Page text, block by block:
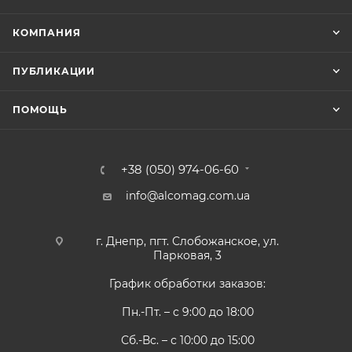
КОМПАНИЯ
ПУБЛИКАЦИИ
ПОМОЩЬ
+38 (050) 974-06-60
info@alcomag.com.ua
г. Днепр, пгт. Слобожанское, ул.
Парковая, 3
График обработки заказов:
Пн.-Пт. – с 9:00 до 18:00
Сб.-Вс. – с 10:00 до 15:00